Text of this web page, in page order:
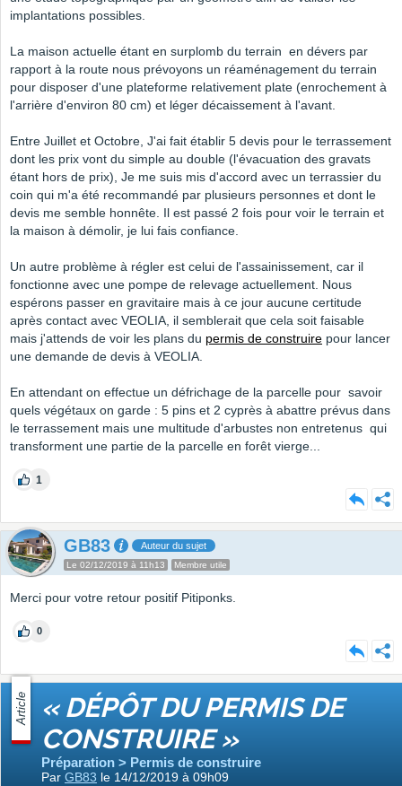
implantations possibles.
La maison actuelle étant en surplomb du terrain en dévers par
rapport à la route nous prévoyons un réaménagement du terrain
pour disposer d'une plateforme relativement plate (enrochement à
l'arrière d'environ 80 cm) et léger décaissement à l'avant.
Entre Juillet et Octobre, J'ai fait établir 5 devis pour le terrassement
dont les prix vont du simple au double (l'évacuation des gravats
étant hors de prix), Je me suis mis d'accord avec un terrassier du
coin qui m'a été recommandé par plusieurs personnes et dont le
devis me semble honnête. Il est passé 2 fois pour voir le terrain et
la maison à démolir, je lui fais confiance.
Un autre problème à régler est celui de l'assainissement, car il
fonctionne avec une pompe de relevage actuellement. Nous
espérons passer en gravitaire mais à ce jour aucune certitude
après contact avec VEOLIA, il semblerait que cela soit faisable
mais j'attends de voir les plans du permis de construire pour lancer
une demande de devis à VEOLIA.
En attendant on effectue un défrichage de la parcelle pour savoir
quels végétaux on garde : 5 pins et 2 cyprès à abattre prévus dans
le terrassement mais une multitude d'arbustes non entretenus qui
transforment une partie de la parcelle en forêt vierge...
1
GB83 Auteur du sujet
Le 02/12/2019 à 11h13 Membre utile
Merci pour votre retour positif Pitiponks.
0
Article « DÉPÔT DU PERMIS DE
CONSTRUIRE »
Préparation > Permis de construire
Par GB83 le 14/12/2019 à 09h09